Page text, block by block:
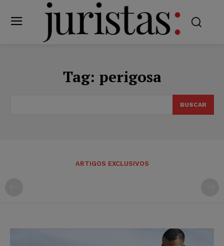
Tag: perigosa
BUSCAR
ARTIGOS EXCLUSIVOS